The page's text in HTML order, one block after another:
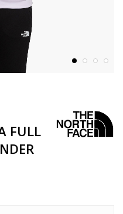
FULL